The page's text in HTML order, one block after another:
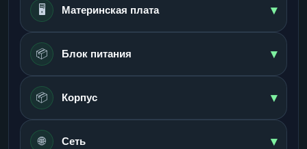
🖥️ Материнская плата ▾
📦 Блок питания ▾
📦 Корпус ▾
🌐 Сеть ▾